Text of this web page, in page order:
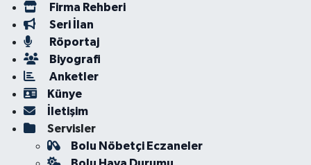
Firma Rehberi
Seri İlan
Röportaj
Biyografi
Anketler
Künye
İletişim
Servisler
Bolu Nöbetçi Eczaneler